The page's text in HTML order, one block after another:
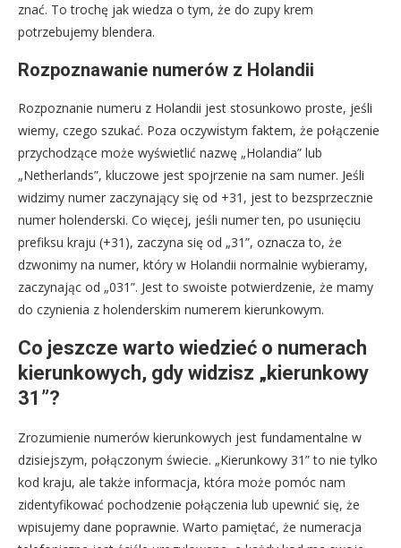
znać. To trochę jak wiedza o tym, że do zupy krem
potrzebujemy blendera.
Rozpoznawanie numerów z Holandii
Rozpoznanie numeru z Holandii jest stosunkowo proste, jeśli
wiemy, czego szukać. Poza oczywistym faktem, że połączenie
przychodzące może wyświetlić nazwę „Holandia” lub
„Netherlands”, kluczowe jest spojrzenie na sam numer. Jeśli
widzimy numer zaczynający się od +31, jest to bezsprzecznie
numer holenderski. Co więcej, jeśli numer ten, po usunięciu
prefiksu kraju (+31), zaczyna się od „31”, oznacza to, że
dzwonimy na numer, który w Holandii normalnie wybieramy,
zaczynając od „031”. Jest to swoiste potwierdzenie, że mamy
do czynienia z holenderskim numerem kierunkowym.
Co jeszcze warto wiedzieć o numerach
kierunkowych, gdy widzisz „kierunkowy
31”?
Zrozumienie numerów kierunkowych jest fundamentalne w
dzisiejszym, połączonym świecie. „Kierunkowy 31” to nie tylko
kod kraju, ale także informacja, która może pomóc nam
zidentyfikować pochodzenie połączenia lub upewnić się, że
wpisujemy dane poprawnie. Warto pamiętać, że numeracja